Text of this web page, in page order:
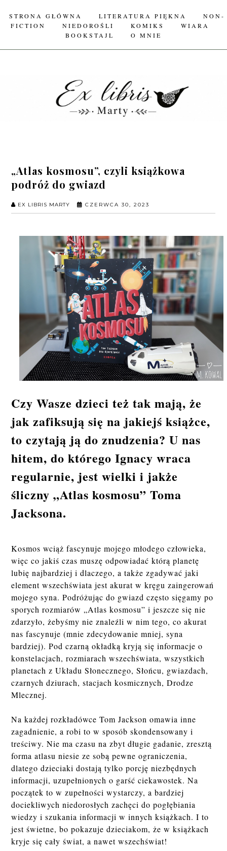
STRONA GŁÓWNA LITERATURA PIĘKNA
NON-
FICTION
NIEDOROŚLI KOMIKS
WIARA
BOOKSTAJL
O MNIE
„Atlas kosmosu”, czyli książkowa
podróż do gwiazd
EX LIBRIS MARTY CZERWCA 30, 2023
Czy Wasze dzieci też tak mają, że
jak zafiksują się na jakiejś książce,
to czytają ją do znudzenia? U nas
hitem, do którego Ignacy wraca
regularnie, jest wielki i jakże
śliczny „Atlas kosmosu” Toma
Jacksona.
Kosmos wciąż fascynuje mojego młodego człowieka,
więc co jakiś czas muszę odpowiadać którą planetę
lubię najbardziej i dlaczego, a także zgadywać jaki
element wszechświata jest akurat w kręgu zaingerowań
mojego syna. Podróżując do gwiazd często sięgamy po
sporych rozmiarów „Atlas kosmosu” i jeszcze się nie
zdarzyło, żebyśmy nie znaleźli w nim tego, co akurat
nas fascynuje (mnie zdecydowanie mniej, syna
bardziej). Pod czarną okładką kryją się informacje o
konstelacjach, rozmiarach wszechświata, wszystkich
planetach z Układu Słonecznego, Słońcu, gwiazdach,
czarnych dziurach, stacjach kosmicznych, Drodze
Mlecznej.
Na każdej rozkładówce Tom Jackson omawia inne
zagadnienie, a robi to w sposób skondensowany i
treściwy. Nie ma czasu na zbyt długie gadanie, zresztą
forma atlasu niesie ze sobą pewne ograniczenia,
dlatego dzieciaki dostają tylko porcję niezbędnych
informacji, uzupełnionych o garść ciekawostek. Na
początek to w zupełności wystarczy, a bardziej
dociekliwych niedorosłych zachęci do pogłębiania
wiedzy i szukania informacji w innych książkach. I to
jest świetne, bo pokazuje dzieciakom, że w książkach
kryje się cały świat, a nawet wszechświat!